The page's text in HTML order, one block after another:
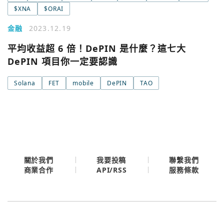
$XNA
$ORAI
金融 2023.12.19
平均收益超 6 倍！DePIN 是什麼？這七大
DePIN 項目你一定要認識
Solana FET mobile DePIN TAO
關於我們 我要投稿
聯繫我們
商業合作
API/RSS 服務條款